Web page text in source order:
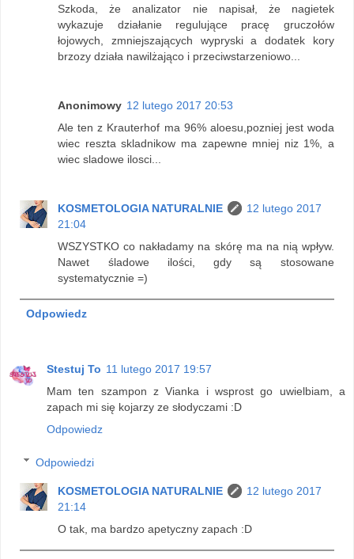
Szkoda, że analizator nie napisał, że nagietek
wykazuje działanie regulujące pracę gruczołów
łojowych, zmniejszających wypryski a dodatek kory
brzozy działa nawilżająco i przeciwstarzeniowo...
Anonimowy 12 lutego 2017 20:53
Ale ten z Krauterhof ma 96% aloesu,pozniej jest woda
wiec reszta skladnikow ma zapewne mniej niz 1%, a
wiec sladowe ilosci...
KOSMETOLOGIA NATURALNIE
12 lutego 2017
21:04
WSZYSTKO co nakładamy na skórę ma na nią wpływ.
Nawet śladowe ilości, gdy są stosowane
systematycznie =)
Odpowiedz
Stestuj To 11 lutego 2017 19:57
Mam ten szampon z Vianka i wsprost go uwielbiam, a
zapach mi się kojarzy ze słodyczami :D
Odpowiedz
Odpowiedzi
KOSMETOLOGIA NATURALNIE
12 lutego 2017
21:14
O tak, ma bardzo apetyczny zapach :D